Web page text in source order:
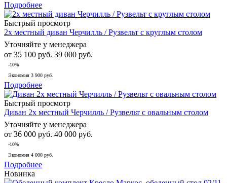
Подробнее
Быстрый просмотр
2х местный диван Черчилль / Рузвельт с круглым столом
Уточняйте у менеджера
от 35 100 руб. 39 000 руб.
-10%
Экономия 3 900 руб.
Подробнее
Быстрый просмотр
Диван 2х местный Черчилль / Рузвельт с овальным столом
Уточняйте у менеджера
от 36 000 руб. 40 000 руб.
-10%
Экономия 4 000 руб.
Подробнее
Новинка